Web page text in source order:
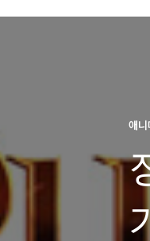
애